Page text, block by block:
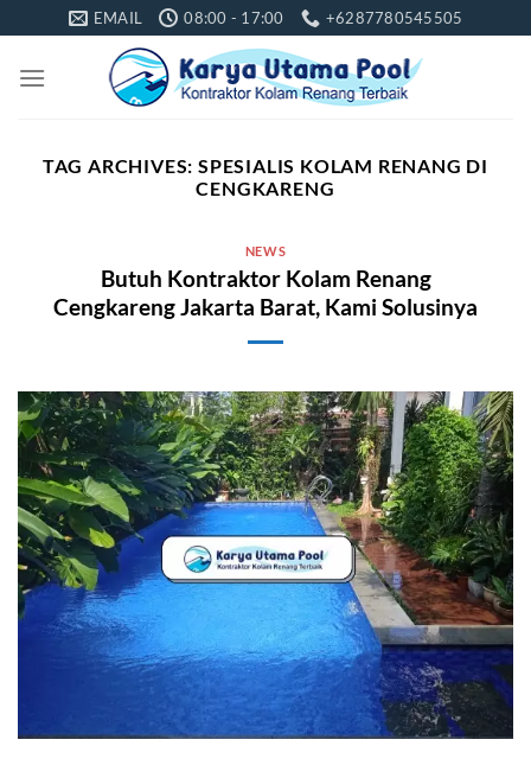
to
content
EMAIL 08:00 - 17:00 +6287780545505
TAG ARCHIVES:SPESIALIS KOLAM RENANG DI
CENGKARENG
NEWS
Butuh Kontraktor Kolam Renang
Cengkareng Jakarta Barat, Kami Solusinya